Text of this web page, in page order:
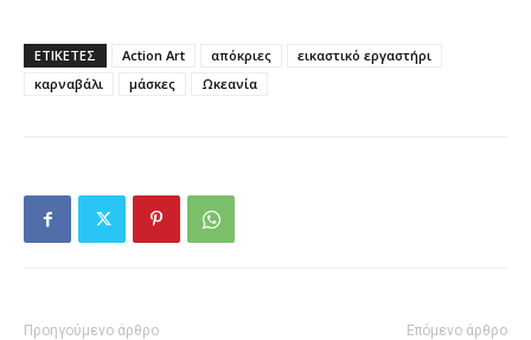
ΕΤΙΚΕΤΕΣ Αction Art απόκριες
εικαστικό εργαστήρι
καρναβάλι
μάσκες Ωκεανία
Προηγούμενο άρθρο Επόμενο άρθρο